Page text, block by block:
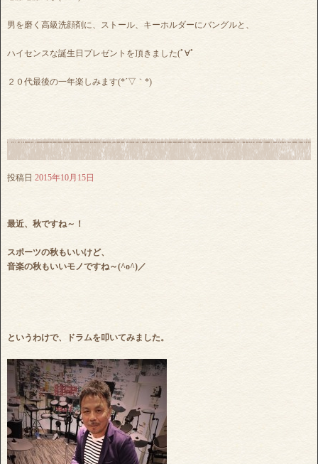
男を磨く高級洗顔剤に、ストール、キーホルダーにバングルと、
ハイセンスな誕生日プレゼントを頂きました(ﾟ∀ﾟ
２０代最後の一年楽しみます(*´▽｀*)
投稿日 2015年10月15日
最近、秋ですね～！
スポーツの秋もいいけど、
音楽の秋もいいモノですね～(^o^)／
というわけで、ドラムを叩いてみました。